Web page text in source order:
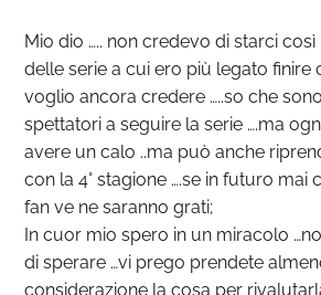
Mio dio ….. non credevo di starci così
delle serie a cui ero più legato finire
voglio ancora credere …..so che
spettatori a seguire la serie ….ma
avere un calo ..ma può anche
con la 4° stagione ….se in futuro mai
fan ve ne saranno grati;
In cuor mio spero in un miracolo
di sperare …vi prego prendete
considerazione la cosa per